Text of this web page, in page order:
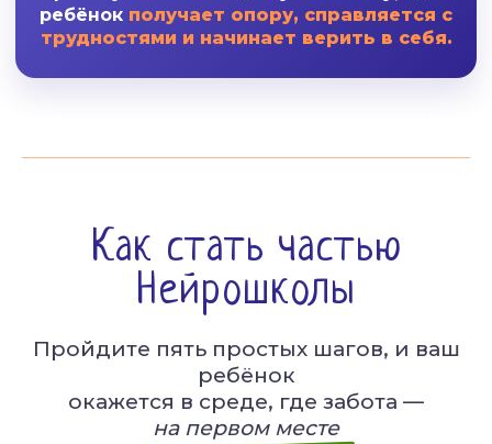
ребёнок получает опору, справляется с
трудностями и начинает верить в себя.
Как стать частью
Нейрошколы
Пройдите пять простых шагов, и ваш
ребёнок
окажется в среде, где забота —
на первом месте